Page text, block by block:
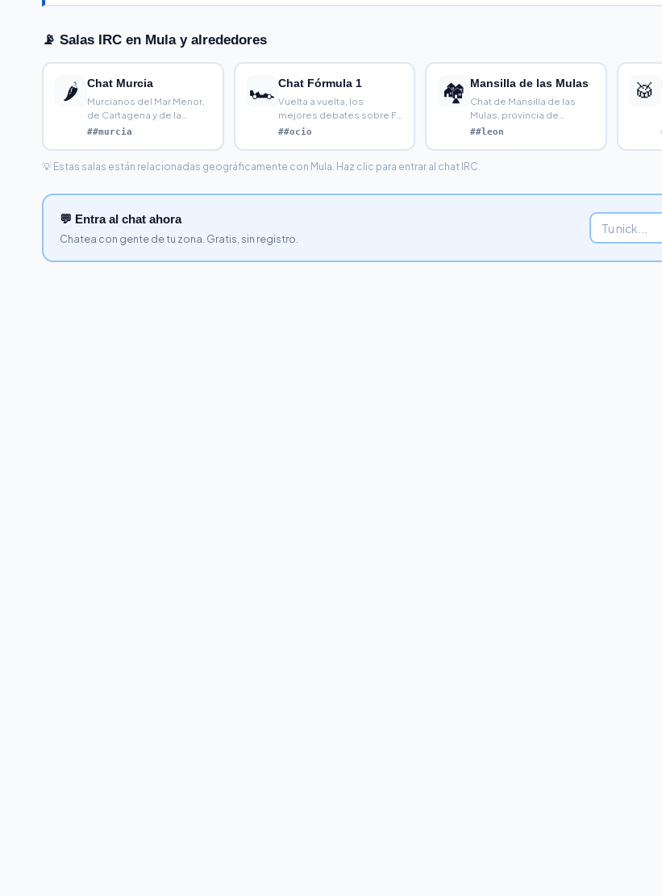
📡 Salas IRC en Mula y alrededores
🌶️
Chat Murcia
Murcianos del Mar Menor,
de Cartagena y de la
huerta que alimenta medi
##murcia
🏎️ Chat Fórmula 1
Vuelta a vuelta, los
mejores debates sobre F1:
estrategias de pit stop
##ocio
🏘️ Mansilla de las Mulas
Chat de Mansilla de las
Mulas, provincia de
provincia de León
##leon
🥁
💡 Estas salas están relacionadas geográficamente con Mula. Haz clic para entrar al chat IRC.
💬 Entra al chat ahora
Chatea con gente de tu zona. Gratis, sin registro.